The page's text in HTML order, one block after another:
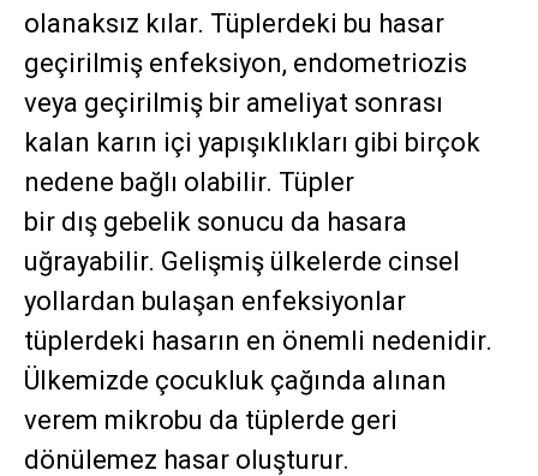
olanaksız kılar. Tüplerdeki bu hasar
geçirilmiş enfeksiyon, endometriozis
veya geçirilmiş bir ameliyat sonrası
kalan karın içi yapışıklıkları gibi birçok
nedene bağlı olabilir. Tüpler
bir dış gebelik sonucu da hasara
uğrayabilir. Gelişmiş ülkelerde cinsel
yollardan bulaşan enfeksiyonlar
tüplerdeki hasarın en önemli nedenidir.
Ülkemizde çocukluk çağında alınan
verem mikrobu da tüplerde geri
dönülemez hasar oluşturur.